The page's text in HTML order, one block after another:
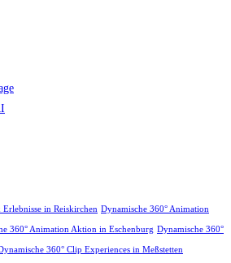
in Reiskirchen Dynamische 360° Animation
360° Animation Aktion in Eschenburg Dynamische 360°
360° Clip Experiences in Meßstetten